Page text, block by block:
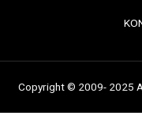
Copyright © 2009- 2025